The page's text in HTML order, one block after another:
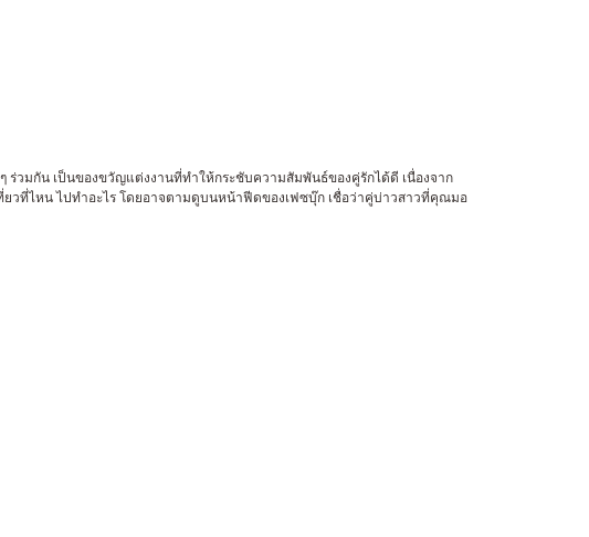
ร่วมกัน เป็นของขวัญแต่งงานที่ทำให้กระชับความสัมพันธ์ของคู่รักได้ดี เนื่องจาก
ยวที่ไหน ไปทำอะไร โดยอาจตามดูบนหน้าฟีดของเฟซบุ๊ก เชื่อว่าคู่บ่าวสาวที่คุณมอ